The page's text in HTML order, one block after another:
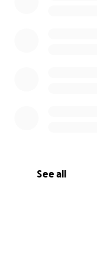
See all